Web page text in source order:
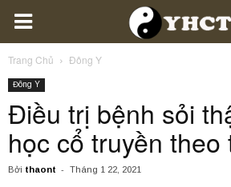
Trang Chủ Đông Y
Đông Y
Điều trị bệnh sỏi
học cổ truyền theo
Bởi thaont - Tháng 1 22, 2021